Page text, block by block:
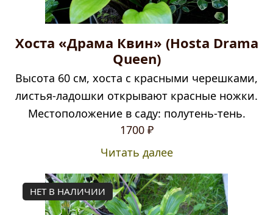
Хоста «Драма Квин» (Hosta Drama
Queen)
Высота 60 см, хоста с красными черешками,
листья-ладошки открывают красные ножки.
Местоположение в саду: полутень-тень.
1700 ₽
Читать далее
НЕТ В НАЛИЧИИ